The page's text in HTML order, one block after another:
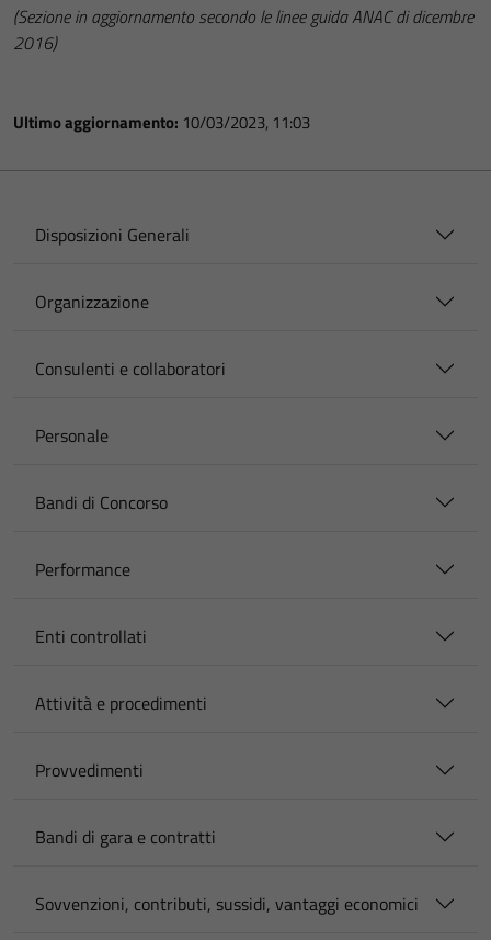
(Sezione in aggiornamento secondo le linee guida ANAC di dicembre
2016)
Ultimo aggiornamento: 10/03/2023, 11:03
Disposizioni Generali
Organizzazione
Consulenti e collaboratori
Personale
Bandi di Concorso
Performance
Enti controllati
Attività e procedimenti
Provvedimenti
Bandi di gara e contratti
Sovvenzioni, contributi, sussidi, vantaggi economici